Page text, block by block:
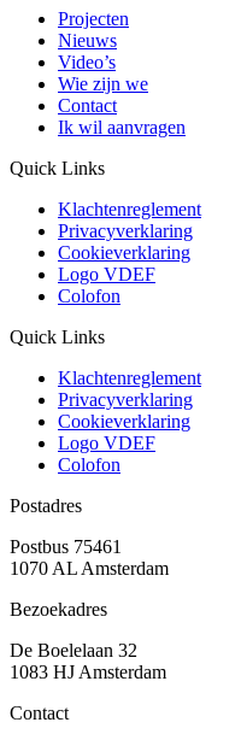
Projecten
Nieuws
Video’s
Wie zijn we
Contact
Ik wil aanvragen
Quick Links
Klachtenreglement
Privacyverklaring
Cookieverklaring
Logo VDEF
Colofon
Quick Links
Klachtenreglement
Privacyverklaring
Cookieverklaring
Logo VDEF
Colofon
Postadres
Postbus 75461
1070 AL Amsterdam
Bezoekadres
De Boelelaan 32
1083 HJ Amsterdam
Contact